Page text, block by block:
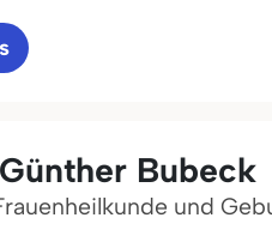
Bubeck
und